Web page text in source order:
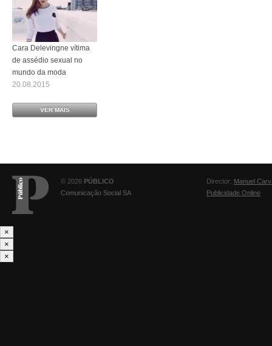
Cara Delevingne vítima
de assédio sexual no
mundo da moda
20.08.2015
VER MAIS
© 2026 PÚBLICO
Comunicação Social SA
Director: Manuel
Publicidade Online
×
×
×